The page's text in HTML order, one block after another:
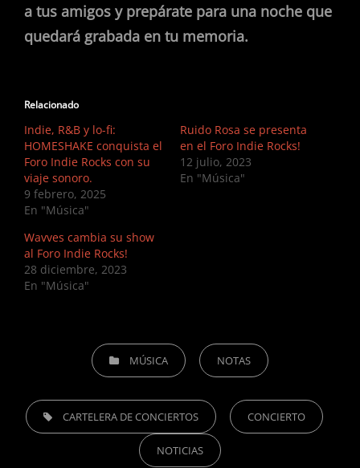
a tus amigos y prepárate para una noche que
quedará grabada en tu memoria.
Relacionado
Indie, R&B y lo-fi:
HOMESHAKE conquista el
Foro Indie Rocks con su
viaje sonoro.
9 febrero, 2025
En "Música"
Ruido Rosa se presenta
en el Foro Indie Rocks!
12 julio, 2023
En "Música"
Wavves cambia su show
al Foro Indie Rocks!
28 diciembre, 2023
En "Música"
CATEGORIESMÚSICA NOTAS
TAGS, CARTELERA DE CONCIERTOS CONCIERTO
NOTICIAS